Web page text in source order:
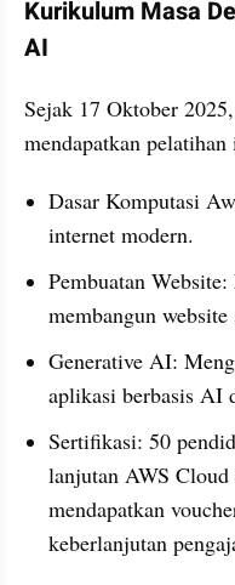
Kurikulum Masa
AI
Sejak 17 Oktober
mendapatkan
Dasar Komputasi
internet modern.
Pembuatan
membangun website
Generative AI:
aplikasi berbasis AI
Sertifikasi: 50
lanjutan AWS
mendapatkan
keberlanjutan